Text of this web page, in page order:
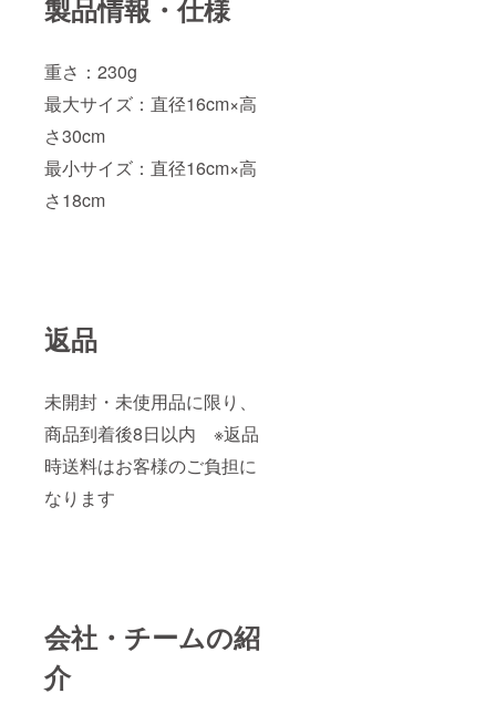
製品情報・仕様
重さ：230g
最大サイズ：直径16cm×高
さ30cm
最小サイズ：直径16cm×高
さ18cm
返品
未開封・未使用品に限り、
商品到着後8日以内 ※返品
時送料はお客様のご負担に
なります
会社・チームの紹
介